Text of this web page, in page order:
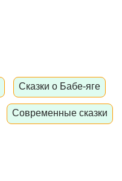
Сказки о Бабе-яге
Современные сказки